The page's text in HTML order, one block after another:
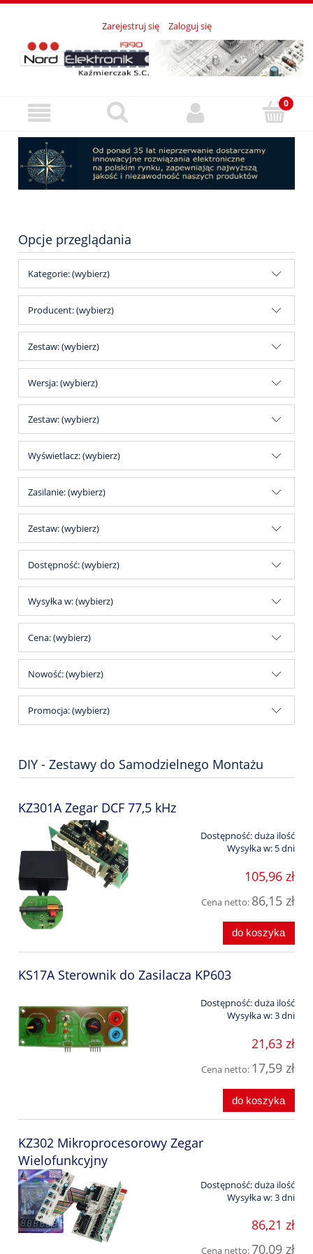
Zarejestruj się Zaloguj się
Opcje przeglądania
Kategorie: (wybierz)
Producent: (wybierz)
Zestaw: (wybierz)
Wersja: (wybierz)
Zestaw: (wybierz)
Wyświetlacz: (wybierz)
Zasilanie: (wybierz)
Zestaw: (wybierz)
Dostępność: (wybierz)
Wysyłka w: (wybierz)
Cena: (wybierz)
Nowość: (wybierz)
Promocja: (wybierz)
DIY - Zestawy do Samodzielnego Montażu
KZ301A Zegar DCF 77,5 kHz
Dostępność:duża ilość
Wysyłka w: 5 dni
105,96 zł
Cena netto: 86,15 zł
do koszyka
KS17A Sterownik do Zasilacza KP603
Dostępność:duża ilość
Wysyłka w:3 dni
21,63 zł
Cena netto: 17,59 zł
do koszyka
KZ302 Mikroprocesorowy Zegar
Wielofunkcyjny
Dostępność:duża ilość
Wysyłka w:3 dni
86,21 zł
Cena netto:70,09 zł